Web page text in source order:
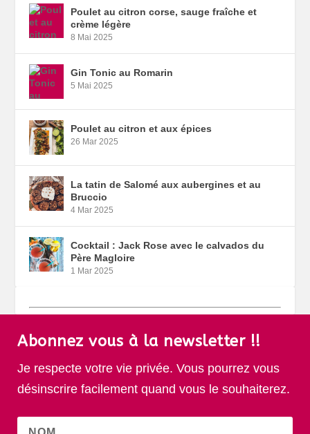
Poulet au citron corse, sauge fraîche et
crème légère
8 Mai 2025
Gin Tonic au Romarin
5 Mai 2025
Poulet au citron et aux épices
26 Mar 2025
La tatin de Salomé aux aubergines et au
Bruccio
4 Mar 2025
Cocktail : Jack Rose avec le calvados du
Père Magloire
1 Mar 2025
Abonnez vous à la newsletter !!
Je respecte votre vie privée. Vous pourrez vous
désinscrire facilement quand vous le souhaiterez.